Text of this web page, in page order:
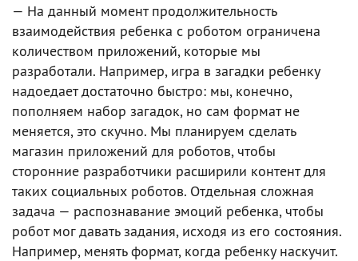
— На данный момент продолжительность
взаимодействия ребенка с роботом ограничена
количеством приложений, которые мы
разработали. Например, игра в загадки ребенку
надоедает достаточно быстро: мы, конечно,
пополняем набор загадок, но сам формат не
меняется, это скучно. Мы планируем сделать
магазин приложений для роботов, чтобы
сторонние разработчики расширили контент для
таких социальных роботов. Отдельная сложная
задача — распознавание эмоций ребенка, чтобы
робот мог давать задания, исходя из его состояния.
Например, менять формат, когда ребенку наскучит.